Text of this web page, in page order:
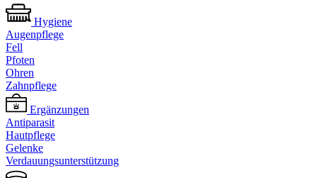
Hygiene
Augenpflege
Fell
Pfoten
Ohren
Zahnpflege
Ergänzungen
Antiparasit
Hautpflege
Gelenke
Verdauungsunterstützung